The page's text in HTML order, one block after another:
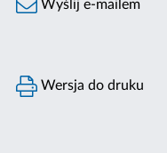
Wyślij e-mailem
Wersja do druku